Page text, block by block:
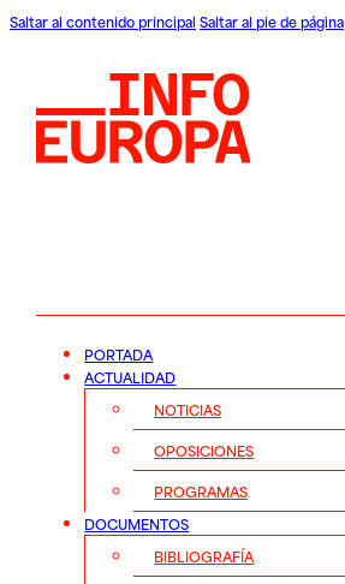
Saltar al contenido principal Saltar al pie de página
PORTADA
ACTUALIDAD
NOTICIAS
OPOSICIONES
PROGRAMAS
DOCUMENTOS
BIBLIOGRAFÍA